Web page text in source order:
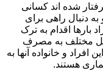
شده اند کسانی
دنبال راهی برای
بارها اقدام به ترک
مختلف به مصرف
افراد و خانواده آنها به
هستند.